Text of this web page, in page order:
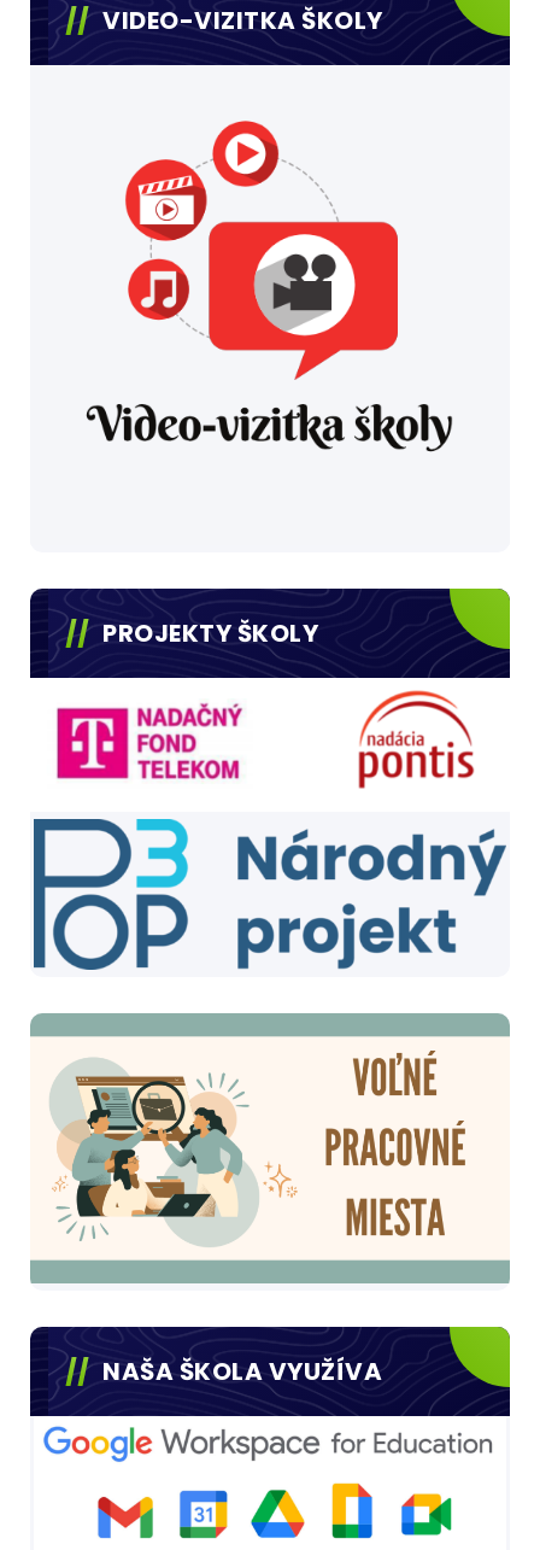
VIDEO-VIZITKA ŠKOLY
PROJEKTY ŠKOLY
NAŠA ŠKOLA VYUŽÍVA